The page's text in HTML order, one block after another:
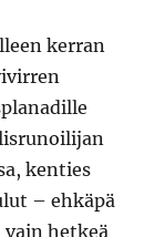
kerran
kenties
– ehkäpä
vain hetkeä